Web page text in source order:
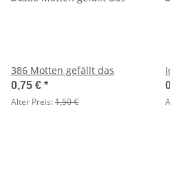
386 Motten gefällt das
0,75 € *
Alter Preis:1,50 €